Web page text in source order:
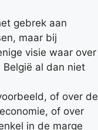
gebrek aan
maar bij
visie waar over
al dan niet
of over de
of over
in de marge